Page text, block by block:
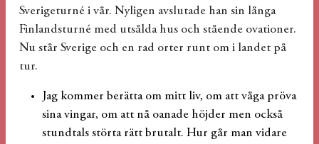
Sverigeturné i vår. Nyligen avslutade han sin långa
Finlandsturné med utsålda hus och stående ovationer.
Nu står Sverige och en rad orter runt om i landet på
tur.
Jag kommer berätta om mitt liv, om att våga pröva
sina vingar, om att nå oanade höjder men också
stundtals störta rätt brutalt. Hur går man vidare